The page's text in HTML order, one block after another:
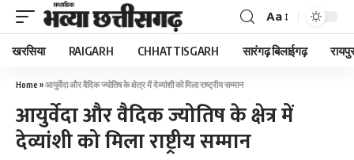
Aa
खरसिया RAIGARH CHHATTISGARH सारंगढ़ बिलाईगढ़
Home »आयुर्वेदा और वैदिक ज्योतिष के क्षेत्र में देव्यांशी को मिला राष्ट्रीय सम्मान
आयुर्वेदा और वैदिक ज्योतिष के क्षेत्र में
देव्यांशी को मिला राष्ट्रीय सम्मान